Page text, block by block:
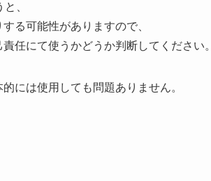
、
る可能性がありますので、
任にて使うかどうか判断してください。
には使用しても問題ありません。